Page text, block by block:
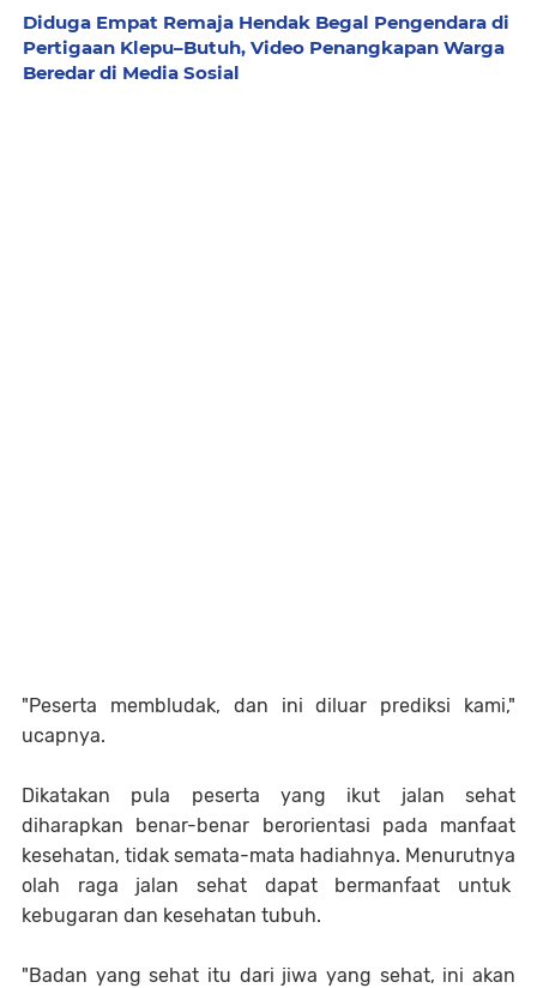
Diduga Empat Remaja Hendak Begal Pengendara di
Pertigaan Klepu–Butuh, Video Penangkapan Warga
Beredar di Media Sosial
"Peserta membludak, dan ini diluar prediksi kami,"
ucapnya.
Dikatakan pula peserta yang ikut jalan sehat
diharapkan benar-benar berorientasi pada manfaat
kesehatan, tidak semata-mata hadiahnya. Menurutnya
olah raga jalan sehat dapat bermanfaat untuk
kebugaran dan kesehatan tubuh.
"Badan yang sehat itu dari jiwa yang sehat, ini akan